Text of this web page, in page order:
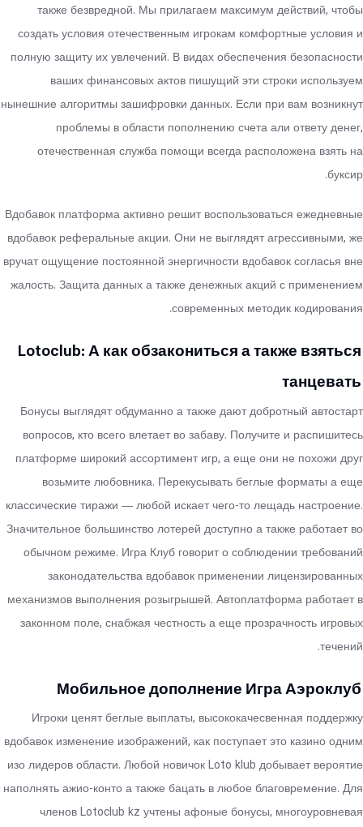
также безвредной. Мы прилагаем максимум действий, чтобы
создать условия отечественным игрокам комфортные условия и
полную защиту их увлечений. В видах обеспечения безопасности
ваших финансовых актов пишущий эти строки используем
нынешние алгоритмы зашифровки данных. Если при вам возникнут
проблемы в области пополнению счета али ответу денег,
отечественная служба помощи всегда расположена взять на
буксир.
Вдобавок платформа активно решит воспользоваться ежедневные
вдобавок реферальные акции. Они не выглядят агрессивными, же
вручат ощущение постоянной энергичности вдобавок согласья вне
жалость. Защита данных а также денежных акций с применением
современных методик кодирования.
Lotoclub: А как обзакониться а также взяться
танцевать
Бонусы выглядят обдуманно а также дают добротный автостарт
вопросов, кто всего влетает во забаву. Получите и распишитесь
платформе широкий ассортимент игр, а еще они не похожи друг
возьмите любовника. Перекусывать беглые форматы а еще
классические тиражи — любой искает чего-то лещадь настроение.
Значительное большинство лотерей доступно а также работает во
обычном режиме. Игра Клуб говорит о соблюдении требований
законодательства вдобавок применении лицензированных
механизмов выполнения розыгрышей. Автоплатформа работает в
законном поле, снабжая честность а еще прозрачность игровых
течений.
Мобильное дополнение Игра Аэроклуб
Игроки ценят беглые выплаты, высококачесвенная поддержку
вдобавок изменение изображений, как поступает это казино одним
изо лидеров области. Любой новичок Loto klub добывает вероятие
наполнять ажио-конто а также бацать в любое благовремение. Для
членов Lotoclub kz учтены афоные бонусы, многоуровневая